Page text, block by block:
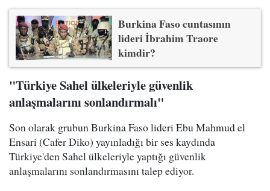
Burkina Faso cuntasının
lideri İbrahim Traore
kimdir?
"Türkiye Sahel ülkeleriyle güvenlik
anlaşmalarını sonlandırmalı"
Son olarak grubun Burkina Faso lideri Ebu Mahmud el
Ensari (Cafer Diko) yayınladığı bir ses kaydında
Türkiye'den Sahel ülkeleriyle yaptığı güvenlik
anlaşmalarını sonlandırmasını talep ediyor.